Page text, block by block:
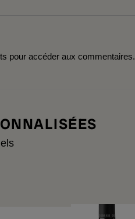
pour accéder aux commentaires.